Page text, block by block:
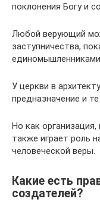
поклонения Богу и
Любой верующий
заступничества,
У церкви в
предназначение и
Но как
также играет роль
человеческой веры.
Какие есть
создателей?